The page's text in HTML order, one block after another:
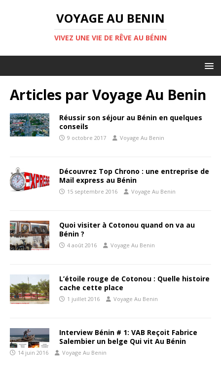
VOYAGE AU BENIN
VIVEZ UNE VIE DE RÊVE AU BÉNIN
Articles par Voyage Au Benin
Réussir son séjour au Bénin en quelques
conseils
9 octobre 2017 Voyage Au Benin
Découvrez Top Chrono : une entreprise de
Mail express au Bénin
15 septembre 2016 Voyage Au Benin
Quoi visiter à Cotonou quand on va au
Bénin ?
4 août 2016 Voyage Au Benin
L’étoile rouge de Cotonou : Quelle histoire
cache cette place
1 juillet 2016 Voyage Au Benin
Interview Bénin # 1: VAB Reçoit Fabrice
Salembier un belge Qui vit Au Bénin
14 juin 2016 Voyage Au Benin